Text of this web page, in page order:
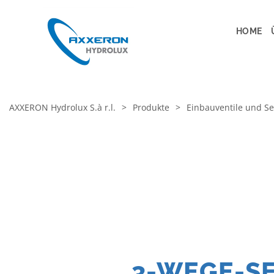
HOME
AXXERON Hydrolux S.à r.l. > Produkte > Einbauventile und